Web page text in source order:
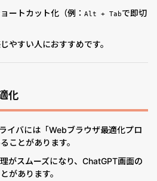
ートカット化（例： Alt + Tabで即切
やすい人におすすめです。
化
イバには「Webブラウザ最適化プロ
ことがあります。
がスムーズになり、ChatGPT画面の
があります。